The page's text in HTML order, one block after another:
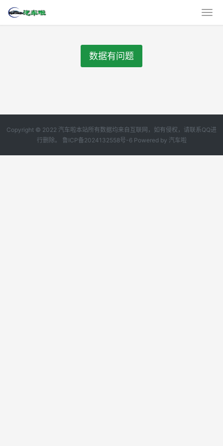
数据有问题
Copyright © 2022 汽车啦本站所有数据均来自互联网，如有侵权，请联系QQ进
行删除。 鲁ICP备2024132558号-6Powered by 汽车啦